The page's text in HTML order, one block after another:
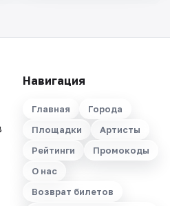
Навигация
Главная
Города
Площадки
Артисты
Рейтинги
Промокоды
О нас
Возврат билетов